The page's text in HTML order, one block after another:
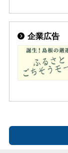
企業広告